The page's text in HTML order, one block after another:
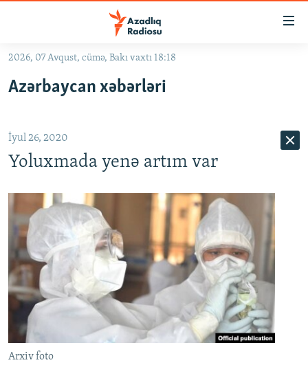
Əsas
qayıt
qayıt
Axtarışa
#ƏSLINDƏ
QANUNI DOĞRU
ARAŞDIRMA
MULTIMEDIA
VIDEO
FOTOQALEREYA
İNFOQRAFIKA
KARIKATURA
RADIO ARXIV
OXU ZALI
AZƏRBAYCAN ƏDƏBIYYATI KITABXANASI
İSLAM VƏ DEMOKRATIYA
HAQQIMIZDA
MISSIYAMIZ
PEŞƏ ETIKASI VƏ JURNALISTIKA STANDARTLARIMIZ
BIZI IZLƏ
2026, 07 Avqust, cümə, Bakı vaxtı 18:18
Azərbaycan xəbərləri
İyul 26, 2020
Yoluxmada yenə artım var
Arxiv foto